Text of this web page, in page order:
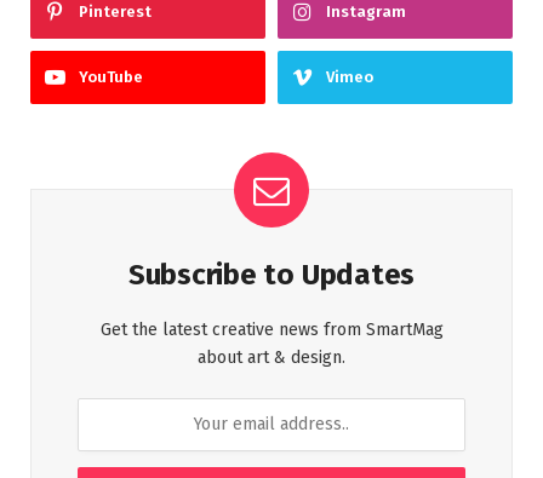
Pinterest Instagram
YouTube Vimeo
Subscribe to Updates
Get the latest creative news from SmartMag
about art & design.